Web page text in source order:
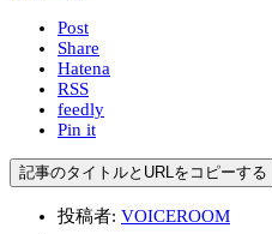
Post
Share
Hatena
RSS
feedly
Pin it
記事のタイトルとURLをコピーする
投稿者: VOICEROOM